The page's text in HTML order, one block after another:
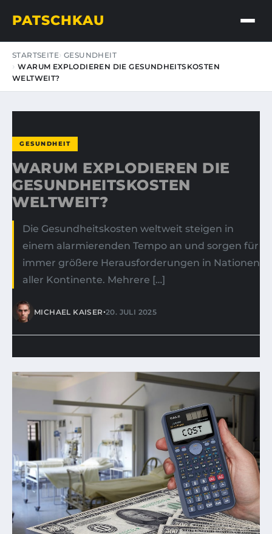
PATSCHKAU
STARTSEITE GESUNDHEIT
WARUM EXPLODIEREN DIE GESUNDHEITSKOSTEN
WELTWEIT?
GESUNDHEIT
WARUM EXPLODIEREN DIE
GESUNDHEITSKOSTEN
WELTWEIT?
Die Gesundheitskosten weltweit steigen in
einem alarmierenden Tempo an und sorgen für
immer größere Herausforderungen in Nationen
aller Kontinente. Mehrere […]
MICHAEL KAISER•20. JULI 2025